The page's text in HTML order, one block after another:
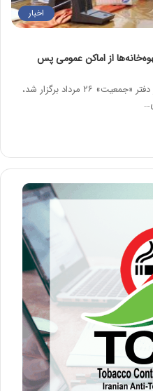
اخبار
از اماکن عمومی پس
عضو هیات رییسه مجلس در جلسه که در دفتر «جمعیت» ۲۶ مرداد برگزار شد،